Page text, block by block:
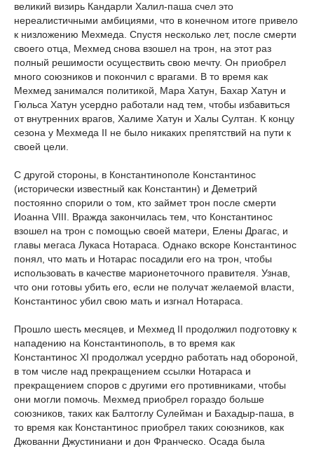
великий визирь Кандарли Халил-паша счел это
нереалистичными амбициями, что в конечном итоге привело
к низложению Мехмеда. Спустя несколько лет, после смерти
своего отца, Мехмед снова взошел на трон, на этот раз
полный решимости осуществить свою мечту. Он приобрел
много союзников и покончил с врагами. В то время как
Мехмед занимался политикой, Мара Хатун, Бахар Хатун и
Гюльса Хатун усердно работали над тем, чтобы избавиться
от внутренних врагов, Халиме Хатун и Халы Султан. К концу
сезона у Мехмеда II не было никаких препятствий на пути к
своей цели.
С другой стороны, в Константинополе Константинос
(исторически известный как Константин) и Деметрий
постоянно спорили о том, кто займет трон после смерти
Иоанна VIII. Вражда закончилась тем, что Константинос
взошел на трон с помощью своей матери, Елены Драгас, и
главы мегаса Лукаса Нотараса. Однако вскоре Константинос
понял, что мать и Нотарас посадили его на трон, чтобы
использовать в качестве марионеточного правителя. Узнав,
что они готовы убить его, если не получат желаемой власти,
Константинос убил свою мать и изгнал Нотараса.
Прошло шесть месяцев, и Мехмед II продолжил подготовку к
нападению на Константинополь, в то время как
Константинос XI продолжал усердно работать над обороной,
в том числе над прекращением ссылки Нотараса и
прекращением споров с другими его противниками, чтобы
они могли помочь. Мехмед приобрел гораздо больше
союзников, таких как Балтоглу Сулейман и Бахадыр-паша, в
то время как Константинос приобрел таких союзников, как
Джованни Джустиниани и дон Франческо. Осада была